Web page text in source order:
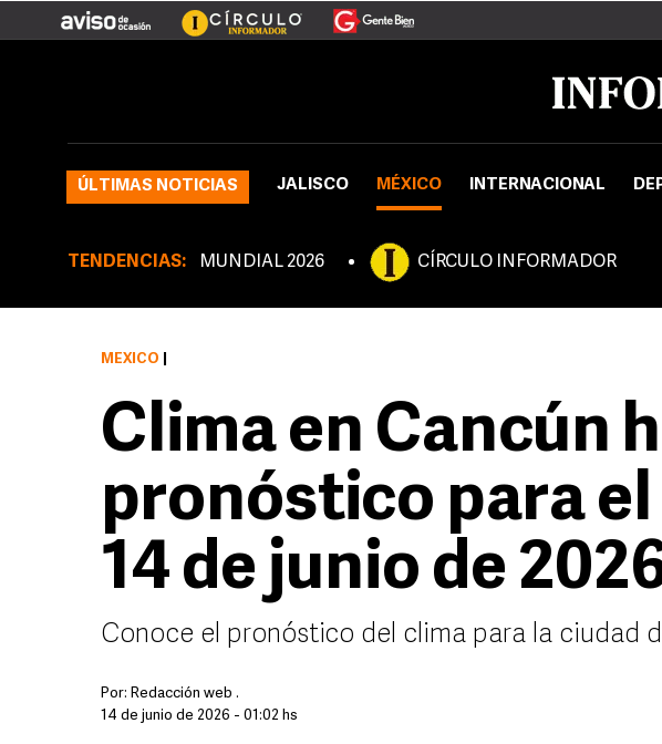
ÚLTIMAS NOTICIAS JALISCO MÉXICO INTERNACIONAL
TENDENCIAS: MUNDIAL 2026 CÍRCULO INFORMADOR
MÉXICO
Clima en Cancún
pronóstico para
14 de junio de
Conoce el pronóstico del clima para la ciudad
Por: Redacción web .
14 de junio de 2026 - 01:02 hs